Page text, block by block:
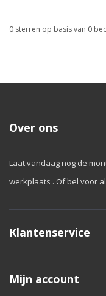
0 sterren op basis van 0
Over ons
Laat vandaag nog de
werkplaats . Of bel voor
Klantenservice
Mijn account